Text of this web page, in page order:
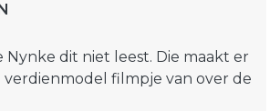
Nynke dit niet leest. Die maakt er
verdienmodel filmpje van over de